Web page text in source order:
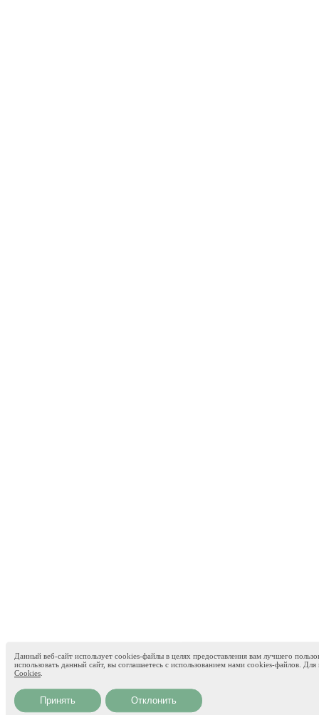
Данный веб-сайт использует cookies-файлы в целях предоставления вам лучшего
использовать данный сайт, вы соглашаетесь с использованием нами cookies-файлов.
Cookies
Принять Отклонить